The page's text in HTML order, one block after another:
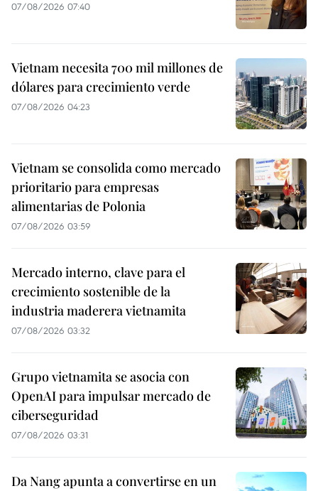
07/08/2026 07:40
Vietnam necesita 700 mil millones de
dólares para crecimiento verde
07/08/2026 04:23
Vietnam se consolida como mercado
prioritario para empresas
alimentarias de Polonia
07/08/2026 03:59
Mercado interno, clave para el
crecimiento sostenible de la
industria maderera vietnamita
07/08/2026 03:32
Grupo vietnamita se asocia con
OpenAI para impulsar mercado de
ciberseguridad
07/08/2026 03:31
Da Nang apunta a convertirse en un